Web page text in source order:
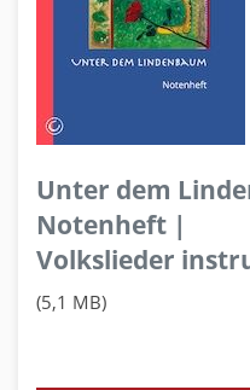
Unter dem
Notenheft |
Volkslieder
(5,1 MB)